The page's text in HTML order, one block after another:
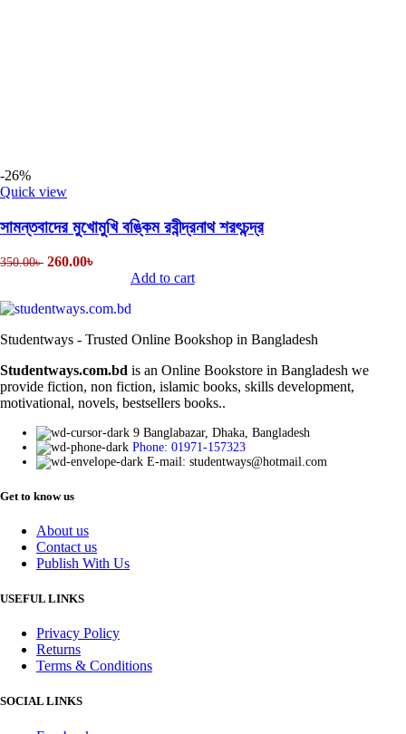
-26%
Quick view
সামন্তবাদের মুখোমুখি বঙ্কিম রবীন্দ্রনাথ শরৎচন্দ্র
350.00৳ 260.00৳
Add to cart
Studentways - Trusted Online Bookshop in Bangladesh
Studentways.com.bd is an Online Bookstore in Bangladesh we
provide fiction, non fiction, islamic books, skills development,
motivational, novels, bestsellers books..
9 Banglabazar, Dhaka, Bangladesh
Phone: 01971-157323
E-mail: studentways@hotmail.com
Get to know us
About us
Contact us
Publish With Us
USEFUL LINKS
Privacy Policy
Returns
Terms & Conditions
SOCIAL LINKS